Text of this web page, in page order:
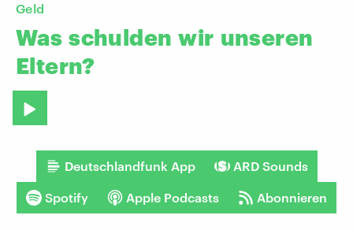
Geld
Was schulden wir unseren
Eltern?
Deutschlandfunk App ARD Sounds
Spotify Apple Podcasts Abonnieren